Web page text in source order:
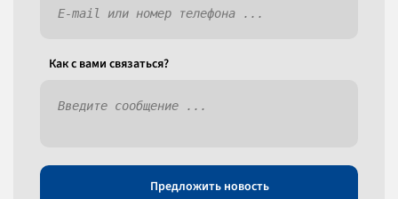
Как c вами связаться?
Предложить новость